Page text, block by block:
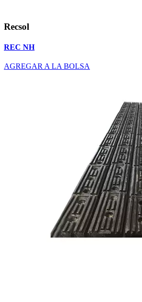
Recsol
REC NH
AGREGAR A LA BOLSA